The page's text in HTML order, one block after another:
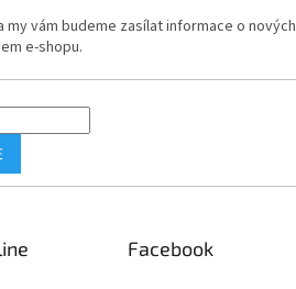
my vám budeme zasílat informace o nových
e-shopu.
Facebook